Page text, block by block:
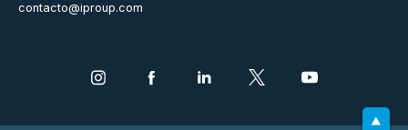
contacto@iproup.com